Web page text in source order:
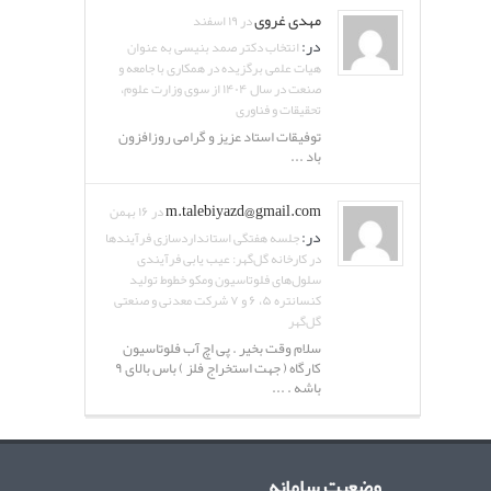
مهدی غرویدر ۱۹ اسفند
در:انتخاب دکتر صمد بنیسی به عنوان
هیات علمی برگزیده در همکاری با جامعه و
صنعت در سال ۱۴۰۴ از سوی وزارت علوم،
تحقیقات و فناوری
توفیقات استاد عزیز و گرامی روزافزون
باد ...
m.talebiyazd@gmail.comدر ۱۶ بهمن
در:جلسه هفتگی استانداردسازی فرآیندها
در کارخانه گل‌گهر: عیب یابی فرآیندی
سلول‌های فلوتاسیون ومکو خطوط تولید
کنسانتره ۵، ۶ و ۷ شرکت معدنی و صنعتی
گل‌گهر
سلام وقت بخیر . پی اچ آب فلوتاسیون
کارگاه ( جهت استخراج فلز ) باس بالای ۹
باشه . ...